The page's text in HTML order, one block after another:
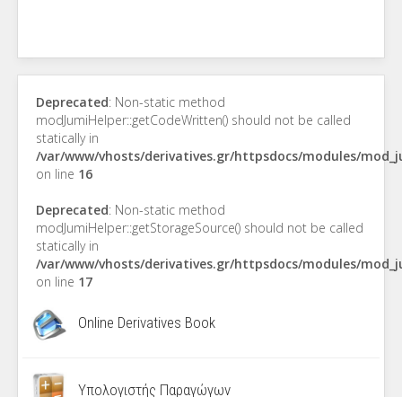
Deprecated: Non-static method
modJumiHelper::getCodeWritten() should not be called
statically in
/var/www/vhosts/derivatives.gr/httpsdocs/modules/
on line 16
Deprecated: Non-static method
modJumiHelper::getStorageSource() should not be called
statically in
/var/www/vhosts/derivatives.gr/httpsdocs/modules/
on line 17
Online Derivatives Book
Υπολογιστής Παραγώγων